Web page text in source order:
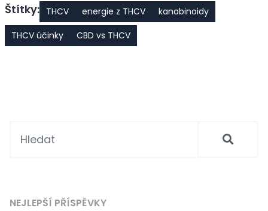
Štítky: THCV energie z THCV
kanabinoidy
THCV účinky
CBD vs THCV
NEJLEPŠÍ PŘÍSPĚVKY